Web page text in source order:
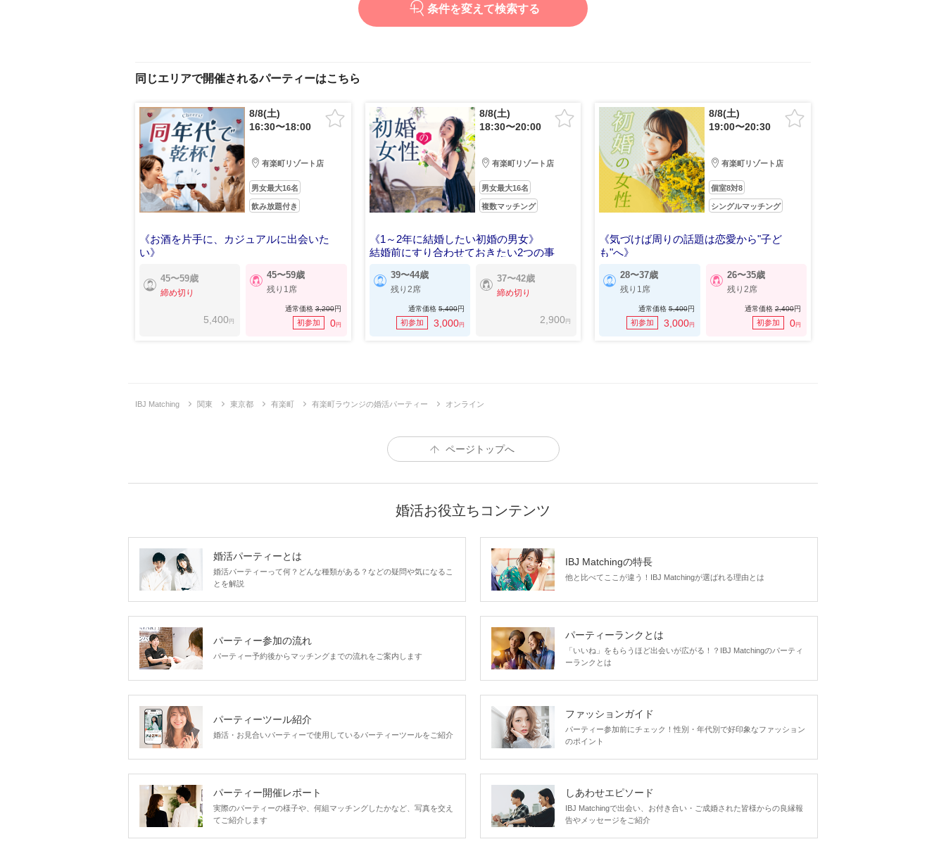
条件を変えて検索する
同じエリアで開催されるパーティーはこちら
8/8(土)
16:30〜18:00
有楽町リゾート店
男女最大16名
飲み放題付き
《お酒を片手に、カジュアルに出会いた
い》
45〜59歳
締め切り
5,400 円
45〜59歳
残り1席
通常価格3,200円
初参加 0円
8/8(土)
18:30〜20:00
有楽町リゾート店
男女最大16名
複数マッチング
《1～2年に結婚したい初婚の男女》
結婚前にすり合わせておきたい2つの事
39〜44歳
残り2席
通常価格 5,400円
初参加 3,000円
37〜42歳
締め切り
2,900 円
8/8(土)
19:00〜20:30
有楽町リゾート店
個室8対8
シングルマッチング
《気づけば周りの話題は恋愛から"子ど
も"へ》
28〜37歳
残り1席
通常価格5,400円
初参加 3,000円
26〜35歳
残り2席
通常価格 2,400円
初参加 0円
IBJ Matching 関東 東京都 有楽町 有楽町ラウンジの婚活パーティー オンライン
ページトップへ
婚活お役立ちコンテンツ
婚活パーティーとは
婚活パーティーって何？どんな種類がある？などの疑問や気になるこ
とを解説
IBJ Matchingの特長
他と比べてここが違う！IBJ Matchingが選ばれる理由とは
パーティー参加の流れ
パーティー予約後からマッチングまでの流れをご案内します
パーティーランクとは
「いいね」をもらうほど出会いが広がる！？IBJ Matchingのパーティ
ーランクとは
パーティーツール紹介
婚活・お見合いパーティーで使用しているパーティーツールをご紹介
ファッションガイド
パーティー参加前にチェック！性別・年代別で好印象なファッション
のポイント
パーティー開催レポート
実際のパーティーの様子や、何組マッチングしたかなど、写真を交え
てご紹介します
しあわせエピソード
IBJ Matchingで出会い、お付き合い・ご成婚された皆様からの良縁報
告やメッセージをご紹介